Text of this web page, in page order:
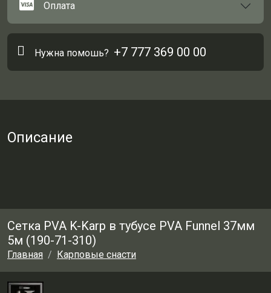
Оплата
Нужна помошь? +7 777 369 00 00
Описание
Сетка PVA K-Karp в тубусе PVA Funnel 37мм
5м (190-71-310)
Главная Карповые снасти